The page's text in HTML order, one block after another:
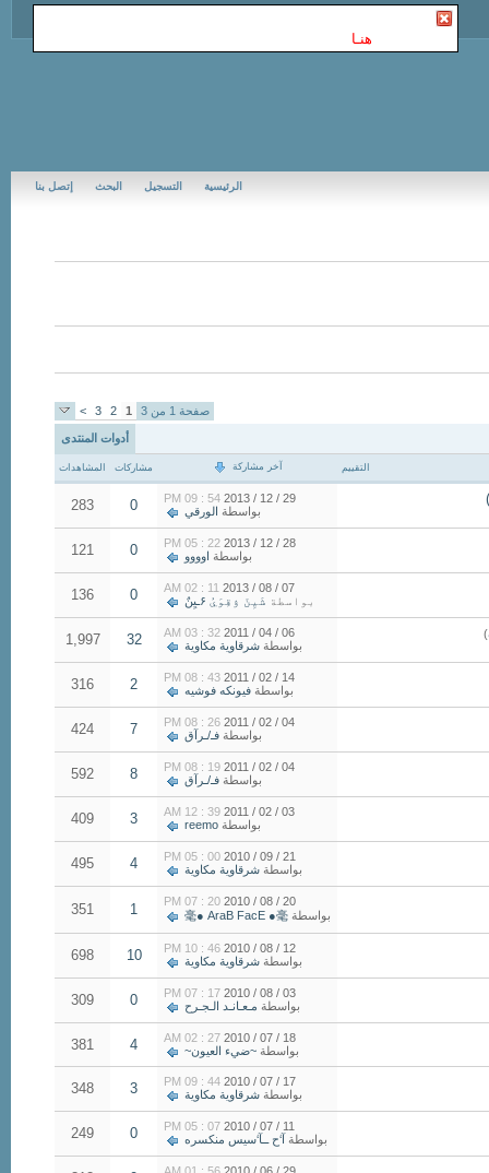
هنـا
إتصل بنا البحث التسجيل الرئيسية
صفحة 1 من 3 1
2
3
>
أدوات المنتدى
التقييم آخر مشاركة مشاركات المشاهدات
29 / 12 / 2013
54 : 09 PM
بواسطة الورقي 0
283
28 / 12 / 2013
22 : 05 PM
بواسطة اوووو 0
121
07 / 08 / 2013
11 : 02 AM
بواسطة شَيِنّ ۉقِوَيُ ۶ـيِنٌ 0
136
)
06 / 04 / 2011
32 : 03 AM
بواسطة شرقاوية مكاوية 32
1,997
14 / 02 / 2011
43 : 08 PM
بواسطة فيونكه فوشيه 2
316
04 / 02 / 2011
26 : 08 PM
بواسطة فـ/ـرآق 7
424
04 / 02 / 2011
19 : 08 PM
بواسطة فـ/ـرآق 8
592
03 / 02 / 2011
39 : 12 AM
بواسطة reemo
3
409
21 / 09 / 2010
00 : 05 PM
بواسطة شرقاوية مكاوية 4
495
20 / 08 / 2010
20 : 07 PM
بواسطة 毫● AraB FacE ●毫
1
351
12 / 08 / 2010
46 : 10 PM
بواسطة شرقاوية مكاوية 10
698
03 / 08 / 2010
17 : 07 PM
بواسطة مـعـانـد الـجـرح 0
309
18 / 07 / 2010
27 : 02 AM
بواسطة ~ضيء العيون~ 4
381
17 / 07 / 2010
44 : 09 PM
بواسطة شرقاوية مكاوية 3
348
11 / 07 / 2010
07 : 05 PM
بواسطة آ‘ح ــآ‘سيس منكسره 0
249